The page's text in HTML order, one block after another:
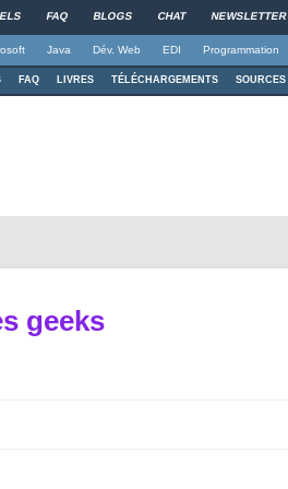
FAQ BLOGS CHAT NEWSLETTER
Java Dév. Web EDI Programmation
FAQ LIVRES TÉLÉCHARGEMENTS SOURCES
geeks